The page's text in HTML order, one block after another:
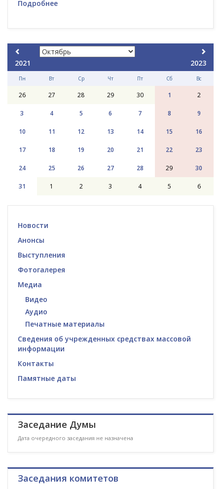
Подробнее
2021 2023
Пн Вт Ср Чт Пт Сб Вс
26 27 28 29 30 1 2
3 4 5 6 7 8 9
10 11 12 13 14 15 16
17 18 19 20 21 22 23
24 25 26 27 28 29 30
31 1 2 3 4 5 6
Новости
Анонсы
Выступления
Фотогалерея
Медиа
Видео
Аудио
Печатные материалы
Сведения об учрежденных средствах массовой
информации
Контакты
Памятные даты
Заседание Думы
Дата очередного заседания не назначена
Заседания комитетов